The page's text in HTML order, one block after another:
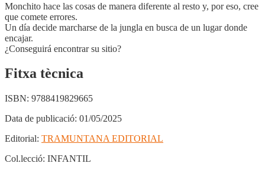
Monchito hace las cosas de manera diferente al resto y, por eso, cree
que comete errores.
Un día decide marcharse de la jungla en busca de un lugar donde
encajar.
¿Conseguirá encontrar su sitio?
Fitxa tècnica
ISBN: 9788419829665
Data de publicació: 01/05/2025
Editorial: TRAMUNTANA EDITORIAL
Col.lecció: INFANTIL